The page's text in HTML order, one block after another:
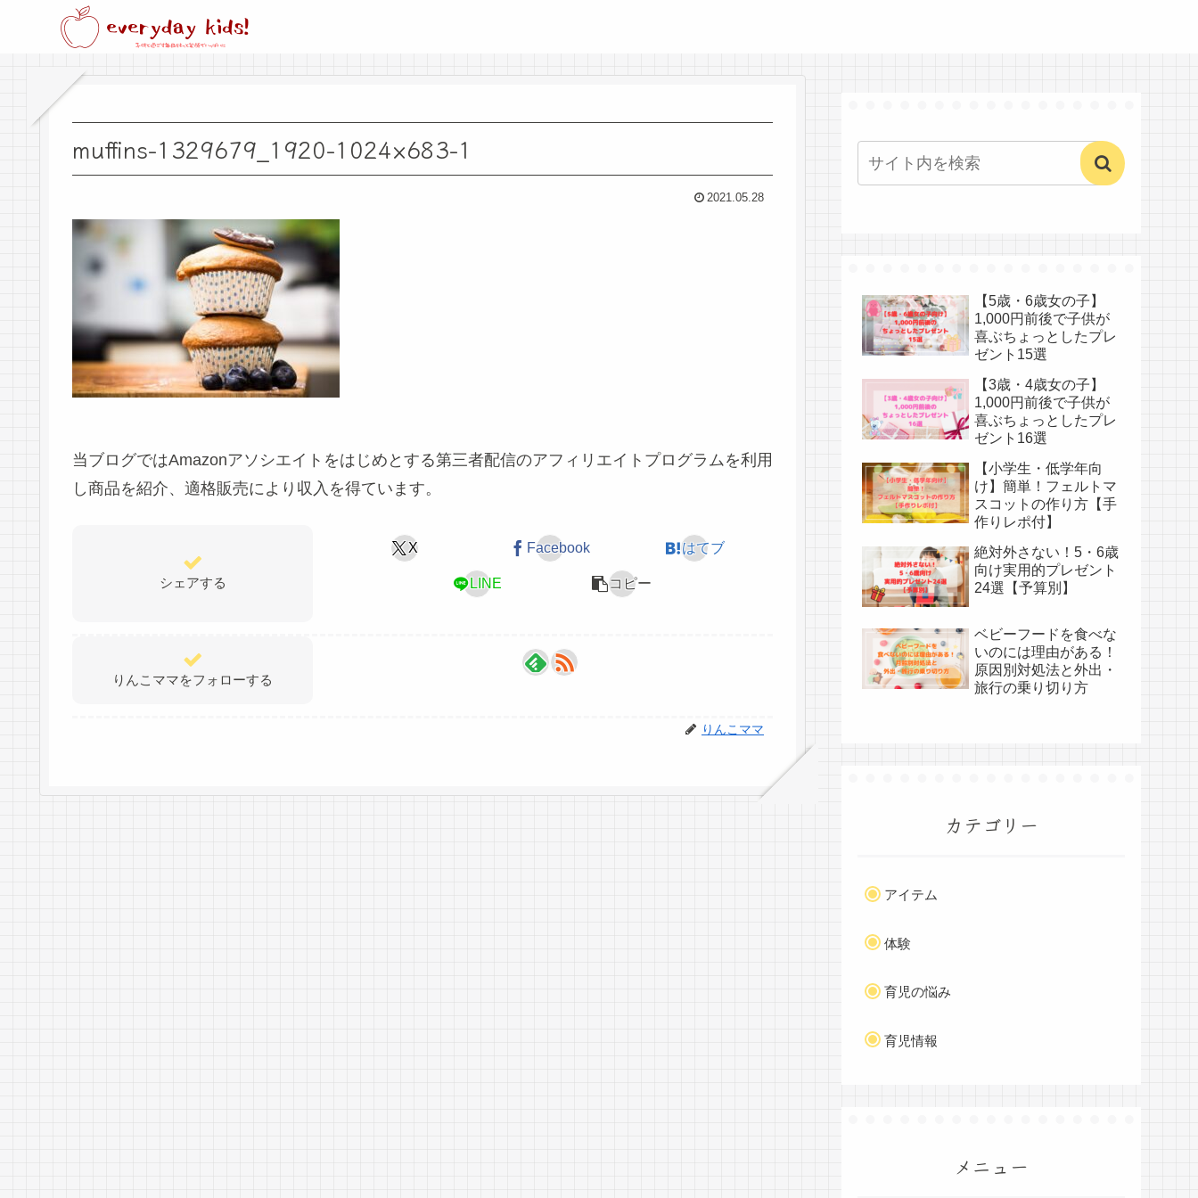
muffins-1329679_1920-1024×683-1
2021.05.28
当ブログではAmazonアソシエイトをはじめとする第三者配信のアフィリエイトプログラムを利用
し商品を紹介、適格販売により収入を得ています。
シェアする
X Facebook はてブ
LINE コピー
りんこママをフォローする
りんこママ
【5歳・6歳女の子】
1,000円前後で子供が
喜ぶちょっとしたプレ
ゼント15選
【3歳・4歳女の子】
1,000円前後で子供が
喜ぶちょっとしたプレ
ゼント16選
【小学生・低学年向
け】簡単！フェルトマ
スコットの作り方【手
作りレポ付】
絶対外さない！5・6歳
向け実用的プレゼント
24選【予算別】
ベビーフードを食べな
いのには理由がある！
原因別対処法と外出・
旅行の乗り切り方
カテゴリー
アイテム
体験
育児の悩み
育児情報
メニュー